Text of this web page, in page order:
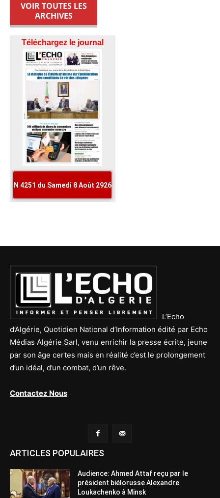
VOIR TOUTES LES
ARCHIVES
L’Echo
d’Algérie, Quotidien National d’Information édité par Echo
Médias Algérie Sarl, venu enrichir la presse écrite, jeune
par son âge certes mais en réalité c’est le prolongement
d’un idéal, d’un combat, d’un rêve.
Contactez Nous
ARTICLES POPULAIRES
Audience: Ahmed Attaf reçu par le
président biélorusse Alexandre
Loukachenko à Minsk